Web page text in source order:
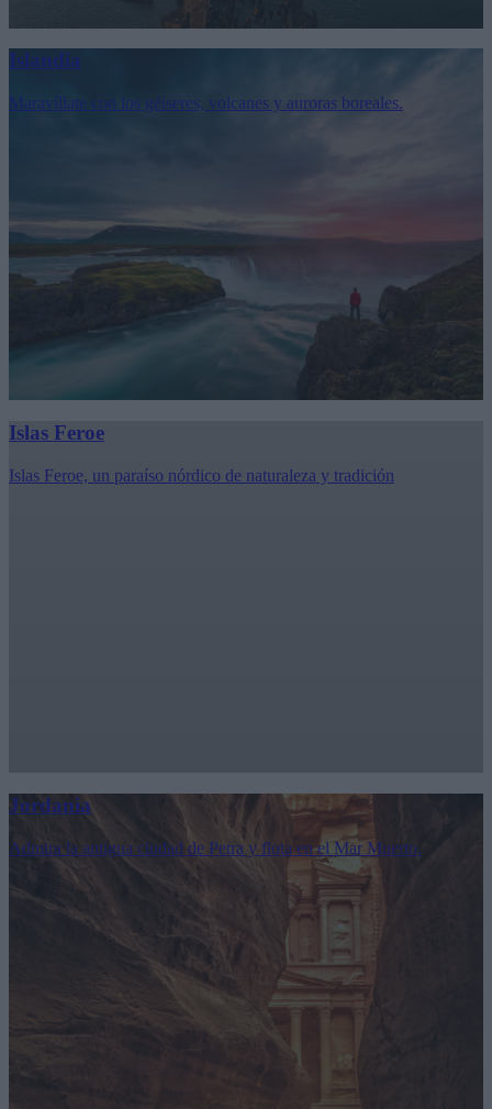
Islandia
Maravíllate con los géiseres, volcanes y auroras boreales.
Islas Feroe
Islas Feroe, un paraíso nórdico de naturaleza y tradición
Jordania
Admira la antigua ciudad de Petra y flota en el Mar Muerto.